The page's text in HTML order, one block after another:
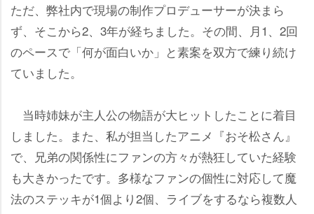
ただ、弊社内で現場の制作プロデューサーが決まら
ず、そこから2、3年が経ちました。その間、月1、2回
のペースで「何が面白いか」と素案を双方で練り続け
ていました。
当時姉妹が主人公の物語が大ヒットしたことに着目
しました。また、私が担当したアニメ『おそ松さん』
で、兄弟の関係性にファンの方々が熱狂していた経験
も大きかったです。多様なファンの個性に対応して魔
法のステッキが1個より2個、ライブをするなら複数人